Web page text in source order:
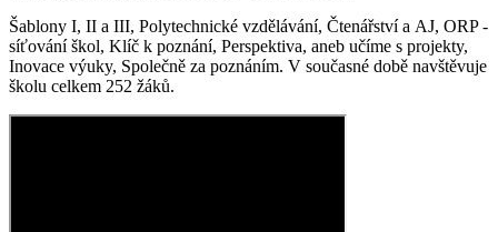
Šablony I, II a III, Polytechnické vzdělávání, Čtenářství a AJ, ORP -
síťování škol, Klíč k poznání, Perspektiva, aneb učíme s projekty,
Inovace výuky, Společně za poznáním. V současné době navštěvuje
školu celkem 252 žáků.